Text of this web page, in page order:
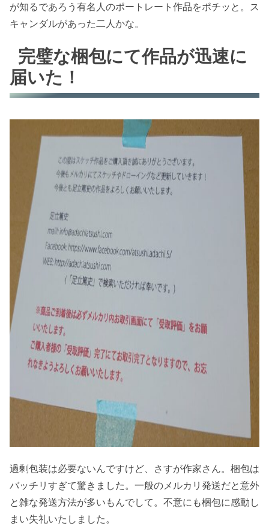
が知るであろう有名人のポートレート作品をポチッと。ス
キャンダルがあった二人かな。
完璧な梱包にて作品が迅速に
届いた！
過剰包装は必要ないんですけど、さすが作家さん。梱包は
バッチリすぎて驚きました。一般のメルカリ発送だと意外
と雑な発送方法が多いもんでして。不意にも梱包に感動し
まい失礼いたしました。